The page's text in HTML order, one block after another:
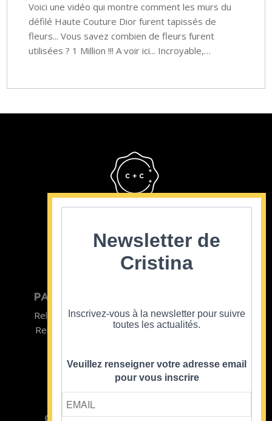
Voici une vidéo qui montre comment les murs du
défilé Haute Couture Dior furent tapissés de
fleurs... Vous savez combien de fleurs furent
utilisées ? 1 Million !!! A voir ici... Incroyable,…
PARTICULIER
Relooking homme
Relooking femme
Team Building
Formations
CRISTINA
Newsletter de
Cristina
Inscrivez-vous à la newsletter pour suivre
toutes les actualités.
Veuillez renseigner votre adresse email
pour vous inscrire